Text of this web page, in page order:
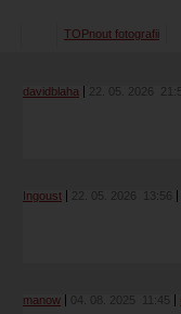
TOPnout fotografii
davidblaha 22. 05. 2026
Ingoust 22. 05. 2026 13:56
manow 04. 08. 2025 11:45